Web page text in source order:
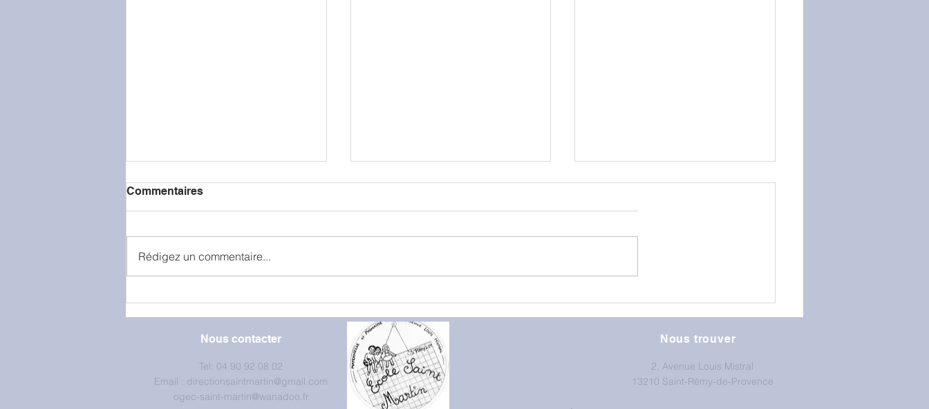
Commentaires
Rédigez un commentaire...
Tel: 04 90 92 08 02
Email : directionsaintmartin@gmail.com
ogec-saint-martin@wanadoo.fr
Nous contacter Nous trouver
2, Avenue Louis Mistral
13210 Saint-Rémy-de-Provence